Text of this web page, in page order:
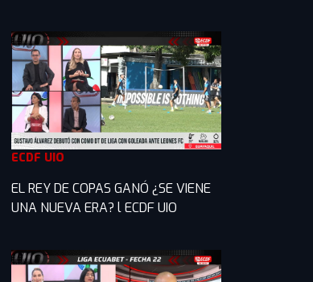
ECDF UIO
EL REY DE COPAS GANÓ ¿SE VIENE
UNA NUEVA ERA? l ECDF UIO